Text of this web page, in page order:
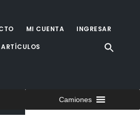
MI CUENTA INGRESAR
Camiones